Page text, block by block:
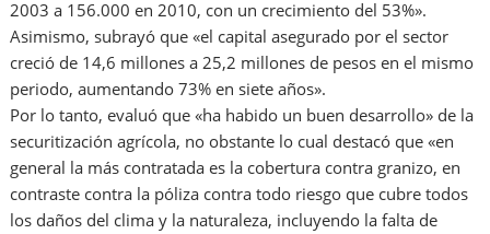
2003 a 156.000 en 2010, con un crecimiento del 53%».
Asimismo, subrayó que «el capital asegurado por el sector
creció de 14,6 millones a 25,2 millones de pesos en el mismo
periodo, aumentando 73% en siete años».
Por lo tanto, evaluó que «ha habido un buen desarrollo» de la
securitización agrícola, no obstante lo cual destacó que «en
general la más contratada es la cobertura contra granizo, en
contraste contra la póliza contra todo riesgo que cubre todos
los daños del clima y la naturaleza, incluyendo la falta de